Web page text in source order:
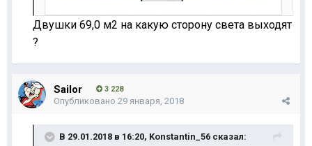
Двушки 69,0 м2 на какую сторону света выходят
?
Sailor 3 228
Опубликовано 29 января, 2018
В 29.01.2018 в 16:20, Konstantin_56 сказал: